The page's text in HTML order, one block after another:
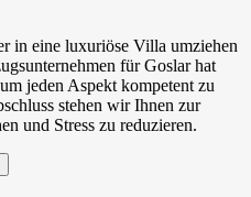
in eine luxuriöse Villa umziehen
für Goslar hat
jeden Aspekt kompetent zu
stehen wir Ihnen zur
und Stress zu reduzieren.